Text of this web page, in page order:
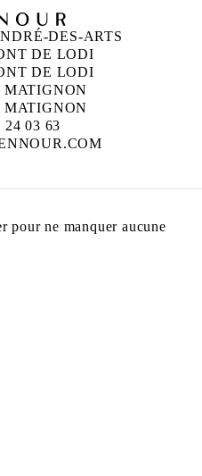
DES-ARTS
DE LODI
DE LODI
MATIGNON
MATIGNON
24 03 63
pour ne manquer aucune